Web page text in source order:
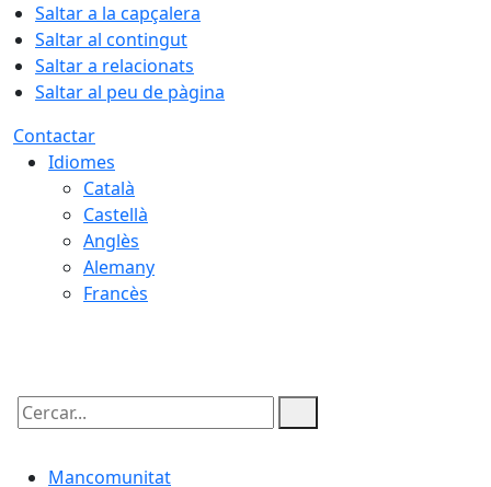
Saltar a la capçalera
Saltar al contingut
Saltar a relacionats
Saltar al peu de pàgina
Contactar
Idiomes
Català
Castellà
Anglès
Alemany
Francès
Cercar:
Mancomunitat